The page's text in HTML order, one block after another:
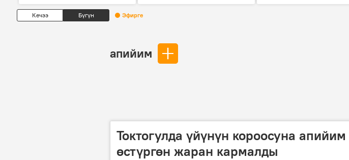
Кечээ Бүгүн Эфирге
апийим
Токтогулда үйүнүн короосуна апийим
өстүргөн жаран кармалды